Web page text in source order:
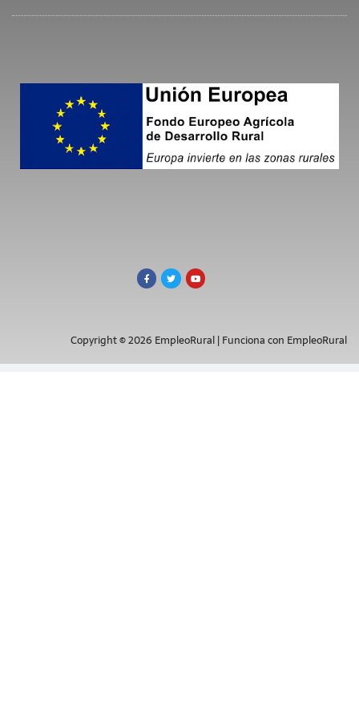
Copyright © 2026 EmpleoRural | Funciona con EmpleoRural